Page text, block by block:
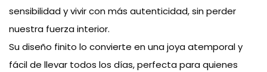
sensibilidad y vivir con más autenticidad, sin perder
nuestra fuerza interior.
Su diseño finito lo convierte en una joya atemporal y
fácil de llevar todos los días, perfecta para quienes